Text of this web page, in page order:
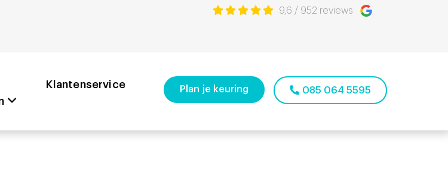
9,6 / 952 reviews
Klantenservice Plan je keuring 085 064 5595